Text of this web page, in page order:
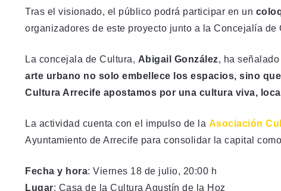
Tras el visionado, el público podrá participar en un
organizadores de este proyecto junto a la Concejalía de
La concejala de Cultura, Abigail González, ha señalado
arte urbano no solo embellece los espacios, sino
Cultura Arrecife apostamos por una cultura viva,
La actividad cuenta con el impulso de la Asociación
Ayuntamiento de Arrecife para consolidar la capital
Fecha y hora: Viernes 18 de julio, 20:00 h
Lugar: Casa de la Cultura Agustín de la Hoz